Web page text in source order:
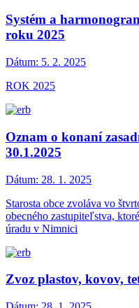
Systém a
roku 2025
Dátum: 5. 2. 2025
ROK 2025
Oznam o konaní
30.1.2025
Dátum: 28. 1. 2025
Starosta obce zvoláva vo
obecného zastupiteľstva,
úradu v Nimnici
Zvoz plastov, kovov,